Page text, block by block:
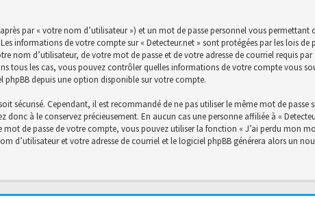
par « votre nom d’utilisateur ») et un mot de passe personnel vous permettant
informations de votre compte sur « Detecteur.net » sont protégées par les lois
nom d’utilisateur, de votre mot de passe et de votre adresse de courriel requis
tous les cas, vous pouvez contrôler quelles informations de votre compte vous
depuis une option disponible sur votre compte.
sécurisé. Cependant, il est recommandé de ne pas utiliser le même mot de passe
donc à le conservez précieusement. En aucun cas une personne affiliée à «
de passe de votre compte, vous pouvez utiliser la fonction « J’ai perdu mon
d’utilisateur et votre adresse de courriel et le logiciel phpBB générera alors un